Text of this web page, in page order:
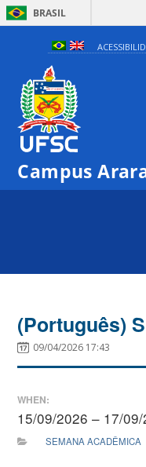
BRASIL
Campus
(Português)
09/04/2026 17:43
WHEN:
15/09/2026 – 17/
SEMANA ACADÊMICA